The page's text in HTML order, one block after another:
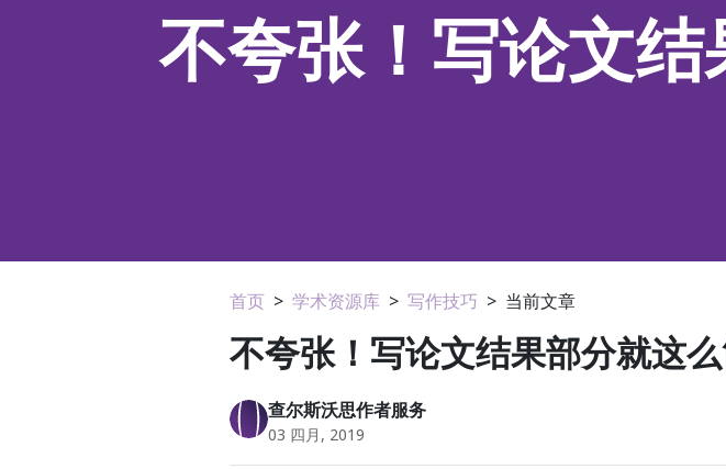
不夸张！写论文结
首页 > 学术资源库 > 写作技巧 > 当前文章
不夸张！写论文结果部分就这么
查尔斯沃思作者服务
03 四月, 2019